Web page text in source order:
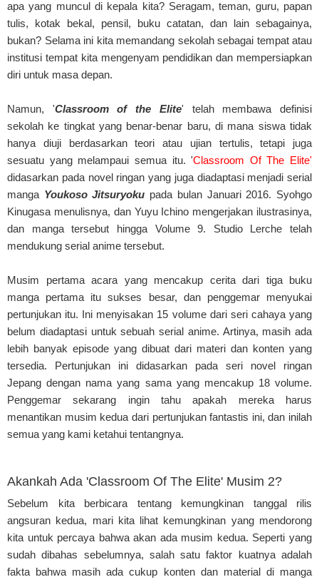
apa yang muncul di kepala kita? Seragam, teman, guru, papan
tulis, kotak bekal, pensil, buku catatan, dan lain sebagainya,
bukan? Selama ini kita memandang sekolah sebagai tempat atau
institusi tempat kita mengenyam pendidikan dan mempersiapkan
diri untuk masa depan.
Namun, 'Classroom of the Elite' telah membawa definisi
sekolah ke tingkat yang benar-benar baru, di mana siswa tidak
hanya diuji berdasarkan teori atau ujian tertulis, tetapi juga
sesuatu yang melampaui semua itu. 'Classroom Of The Elite'
didasarkan pada novel ringan yang juga diadaptasi menjadi serial
manga Youkoso Jitsuryoku pada bulan Januari 2016. Syohgo
Kinugasa menulisnya, dan Yuyu Ichino mengerjakan ilustrasinya,
dan manga tersebut hingga Volume 9. Studio Lerche telah
mendukung serial anime tersebut.
Musim pertama acara yang mencakup cerita dari tiga buku
manga pertama itu sukses besar, dan penggemar menyukai
pertunjukan itu. Ini menyisakan 15 volume dari seri cahaya yang
belum diadaptasi untuk sebuah serial anime. Artinya, masih ada
lebih banyak episode yang dibuat dari materi dan konten yang
tersedia. Pertunjukan ini didasarkan pada seri novel ringan
Jepang dengan nama yang sama yang mencakup 18 volume.
Penggemar sekarang ingin tahu apakah mereka harus
menantikan musim kedua dari pertunjukan fantastis ini, dan inilah
semua yang kami ketahui tentangnya.
Akankah Ada 'Classroom Of The Elite' Musim 2?
Sebelum kita berbicara tentang kemungkinan tanggal rilis
angsuran kedua, mari kita lihat kemungkinan yang mendorong
kita untuk percaya bahwa akan ada musim kedua. Seperti yang
sudah dibahas sebelumnya, salah satu faktor kuatnya adalah
fakta bahwa masih ada cukup konten dan material di manga